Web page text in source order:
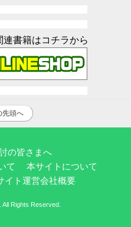
書籍はコチラから
先頭へ
の皆さまへ
て
本サイトについて
イト運営会社概要
Rights Reserved.